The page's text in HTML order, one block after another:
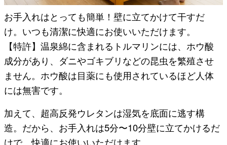
お手入れはとっても簡単！壁に立てかけて干すだ
け。いつも清潔に快適にお使いいただけます。
【特許】温泉綿に含まれるトルマリンには、ホウ酸
成分があり、ダニやゴキブリなどの昆虫を繁殖させ
ません。ホウ酸は目薬にも使用されているほど人体
には無害です。
加えて、超高反発ウレタンは湿気を底面に逃す構
造。だから、お手入れは5分〜10分壁に立てかけるだ
けで、快適にお使いいただけます。